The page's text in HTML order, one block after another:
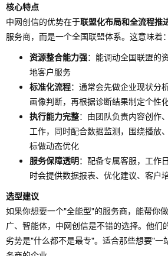
核心特点
中网创信的优势在于联盟化布局和全流程推
服务商，而是一个全国联盟体系。这意味着：
资源整合能力强：能调动全国联盟的
地客户服务
标准化流程：通常会先做企业现状分
画像判断，再根据诊断结果制定个性
执行能力完整：由团队负责内容创作
工作，同时配合数据监测，围绕播放
标做动态优化
服务保障透明：配备专属客服，工作
时会提供数据报表、优化建议、客户
选型建议
如果你想要一个"全能型"的服务商，能帮你
广、智能体，中网创信是不错的选择。他们
劣势是"什么都不是最专"。适合那些想要"一